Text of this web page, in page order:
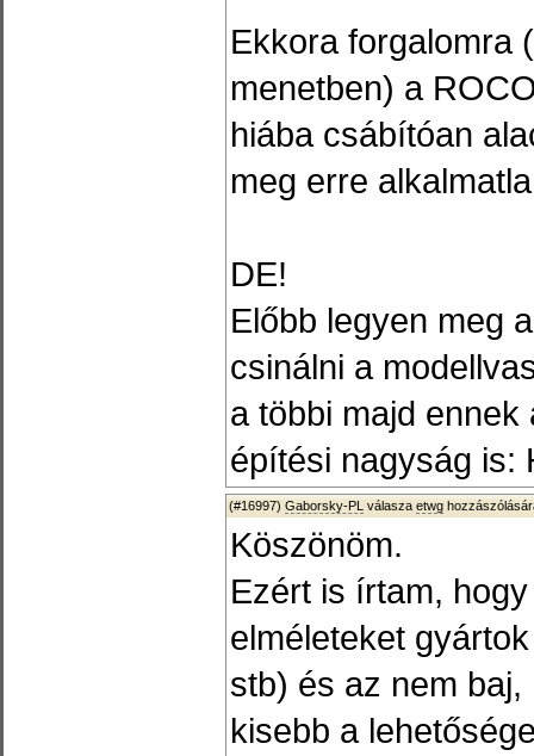
Ekkora forgalomra
menetben) a
hiába csábítóan
meg erre
DE!
Előbb legyen meg
csinálni a
a többi majd
építési nagyság is:
(#16997) Gaborsky-PL válasza etwg
Köszönöm.
Ezért is írtam,
elméleteket
stb) és az nem
kisebb a